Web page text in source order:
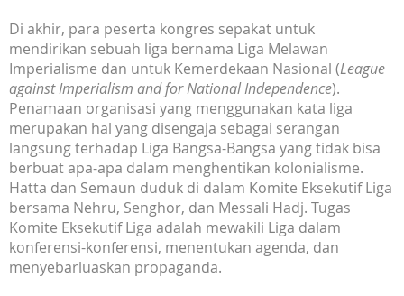
Di akhir, para peserta kongres sepakat untuk
mendirikan sebuah liga bernama Liga Melawan
Imperialisme dan untuk Kemerdekaan Nasional (League
against Imperialism and for National Independence).
Penamaan organisasi yang menggunakan kata liga
merupakan hal yang disengaja sebagai serangan
langsung terhadap Liga Bangsa-Bangsa yang tidak bisa
berbuat apa-apa dalam menghentikan kolonialisme.
Hatta dan Semaun duduk di dalam Komite Eksekutif Liga
bersama Nehru, Senghor, dan Messali Hadj. Tugas
Komite Eksekutif Liga adalah mewakili Liga dalam
konferensi-konferensi, menentukan agenda, dan
menyebarluaskan propaganda.